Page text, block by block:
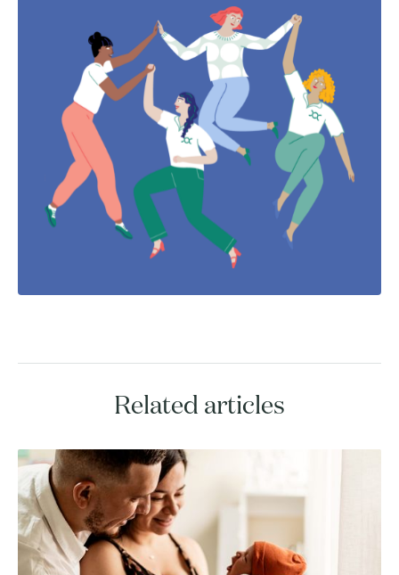
Related articles